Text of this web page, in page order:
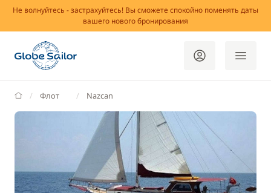
Не волнуйтесь - застрахуйтесь! Вы сможете спокойно поменять даты
вашего нового бронирования
GlobeSailor
Флот Nazcan